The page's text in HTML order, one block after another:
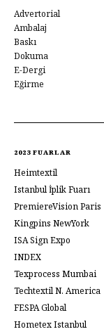
Advertorial
Ambalaj
Baskı
Dokuma
E-Dergi
Eğirme
2023 FUARLAR
Heimtextil
Istanbul İplik Fuarı
PremiereVision Paris
Kingpins NewYork
ISA Sign Expo
INDEX
Texprocess Mumbai
Techtextil N. America
FESPA Global
Hometex Istanbul